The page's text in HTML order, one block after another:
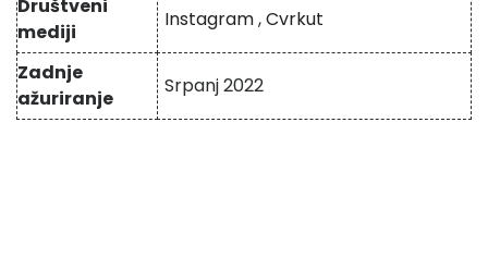
Društveni
mediji
Instagram,Cvrkut
Zadnje
ažuriranje
Srpanj 2022